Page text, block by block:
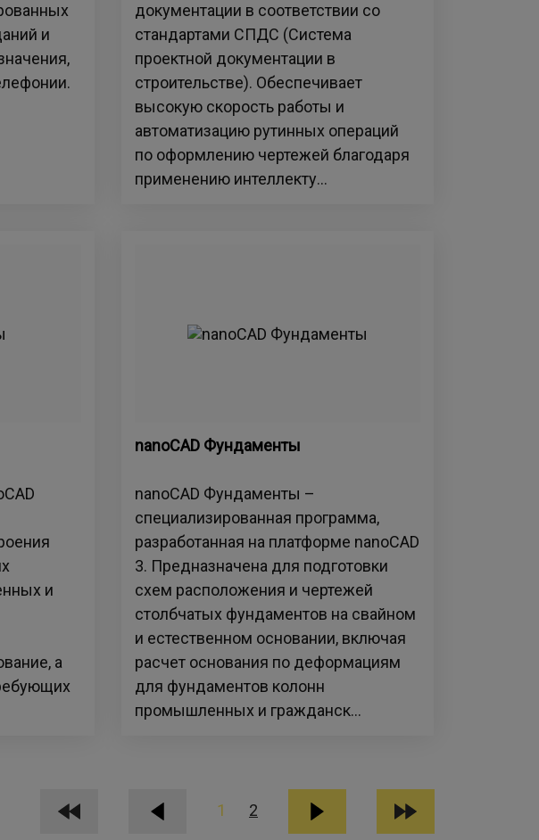
и
документации в соответствии со
стандартами СПДС (Система
проектной документации в
строительстве). Обеспечивает
высокую скорость работы и
автоматизацию рутинных операций
по оформлению чертежей благодаря
применению интеллекту...
и
а
nanoCAD Фундаменты
nanoCAD Фундаменты –
специализированная программа,
разработанная на платформе nanoCAD
3. Предназначена для подготовки
схем расположения и чертежей
столбчатых фундаментов на свайном
и естественном основании, включая
расчет основания по деформациям
для фундаментов колонн
промышленных и гражданск...
1 2